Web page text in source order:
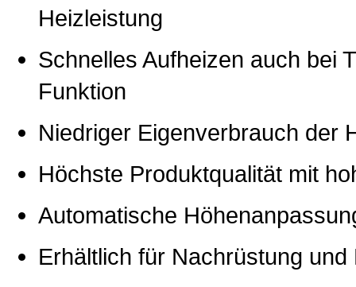
Heizleistung
Schnelles Aufheizen auch bei
Funktion
Niedriger Eigenverbrauch der
Höchste Produktqualität mit
Automatische
Erhältlich für Nachrüstung